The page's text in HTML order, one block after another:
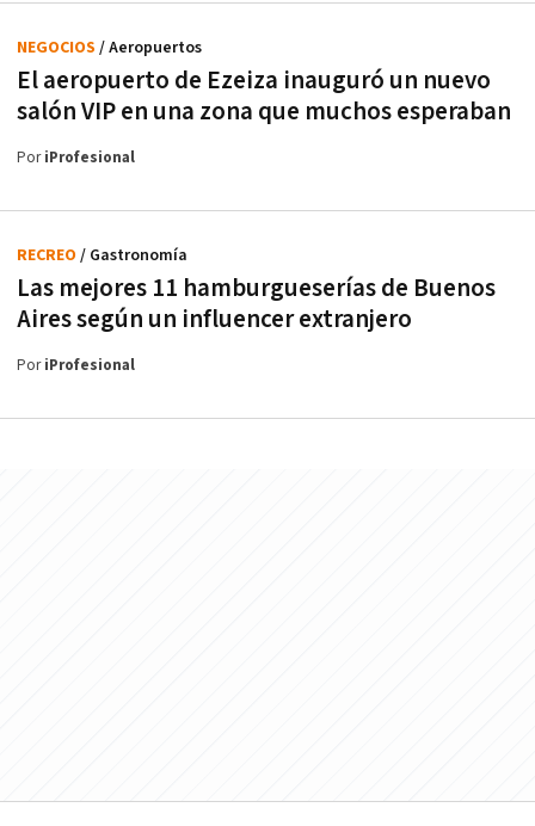
El aeropuerto de Ezeiza inauguró un nuevo
salón VIP en una zona que muchos esperaban
NEGOCIOS / Aeropuertos
PoriProfesional
Las mejores 11 hamburgueserías de Buenos
Aires según un influencer extranjero
RECREO / Gastronomía
PoriProfesional